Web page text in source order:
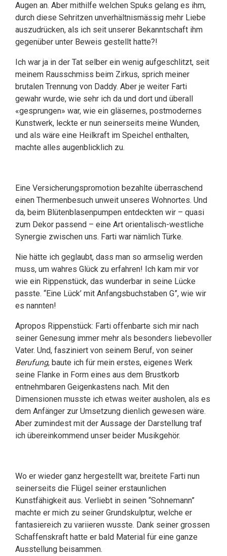
Augen an. Aber mithilfe welchen Spuks gelang es ihm,
durch diese Sehritzen unverhältnismässig mehr Liebe
auszudrücken, als ich seit unserer Bekanntschaft ihm
gegenüber unter Beweis gestellt hatte?!
Ich war ja in der Tat selber ein wenig aufgeschlitzt, seit
meinem Rausschmiss beim Zirkus, sprich meiner
brutalen Trennung von Daddy. Aber je weiter Farti
gewahr wurde, wie sehr ich da und dort und überall
«gesprungen» war, wie ein gläsernes, postmodernes
Kunstwerk, leckte er nun seinerseits meine Wunden,
und als wäre eine Heilkraft im Speichel enthalten,
machte alles augenblicklich zu.
Eine Versicherungspromotion bezahlte überraschend
einen Thermenbesuch unweit unseres Wohnortes. Und
da, beim Blütenblasenpumpen entdeckten wir – quasi
zum Dekor passend – eine Art orientalisch-westliche
Synergie zwischen uns. Farti war nämlich Türke.
Nie hätte ich geglaubt, dass man so armselig werden
muss, um wahres Glück zu erfahren! Ich kam mir vor
wie ein Rippenstück, das wunderbar in seine Lücke
passte. “Eine Lück’ mit Anfangsbuchstaben G”, wie wir
es nannten!
Apropos Rippenstück: Farti offenbarte sich mir nach
seiner Genesung immer mehr als besonders liebevoller
Vater. Und, fasziniert von seinem Beruf, von seiner
Berufung, baute ich für mein erstes, eigenes Werk
seine Flanke in Form eines aus dem Brustkorb
entnehmbaren Geigenkastens nach. Mit den
Dimensionen musste ich etwas weiter ausholen, als es
dem Anfänger zur Umsetzung dienlich gewesen wäre.
Aber zumindest mit der Aussage der Darstellung traf
ich übereinkommend unser beider Musikgehör.
Wo er wieder ganz hergestellt war, breitete Farti nun
seinerseits die Flügel seiner erstaunlichen
Kunstfähigkeit aus. Verliebt in seinen “Sohnemann”
machte er mich zu seiner Grundskulptur, welche er
fantasiereich zu variieren wusste. Dank seiner grossen
Schaffenskraft hatte er bald Material für eine ganze
Ausstellung beisammen.